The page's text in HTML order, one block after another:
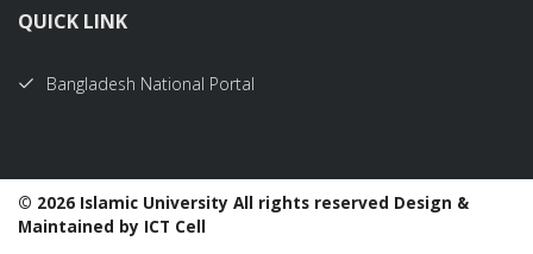
QUICK LINK
Bangladesh National Portal
© 2026 Islamic University All rights reserved Design &
Maintained by ICT Cell